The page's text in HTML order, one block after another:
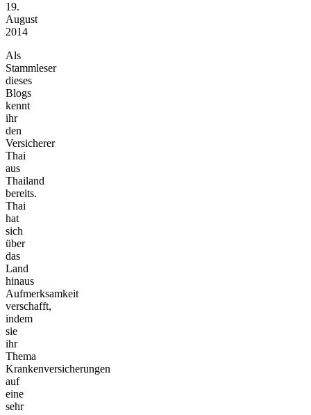
19.
August
2014
Als
Stammleser
dieses
Blogs
kennt
ihr
den
Versicherer
Thai
aus
Thailand
bereits.
Thai
hat
sich
über
das
Land
hinaus
Aufmerksamkeit
verschafft,
indem
sie
ihr
Thema
Krankenversicherungen
auf
eine
sehr